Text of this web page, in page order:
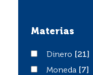
Materias
DineroDinero
[21]
MonedaMoneda
[7]